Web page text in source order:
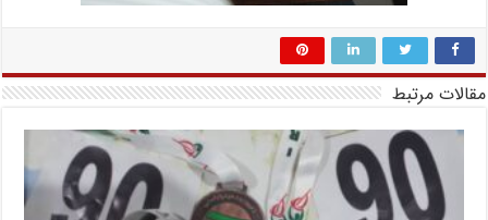
مقالات مرتبط